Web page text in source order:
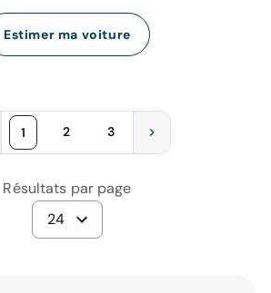
Estimer ma voiture
1 2 3
Résultats par page
24